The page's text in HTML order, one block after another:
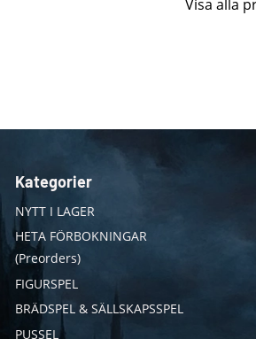
Visa alla
Kategorier
NYTT I LAGER
HETA FÖRBOKNINGAR
(Preorders)
FIGURSPEL
BRÄDSPEL & SÄLLSKAPSSPEL
PUSSEL